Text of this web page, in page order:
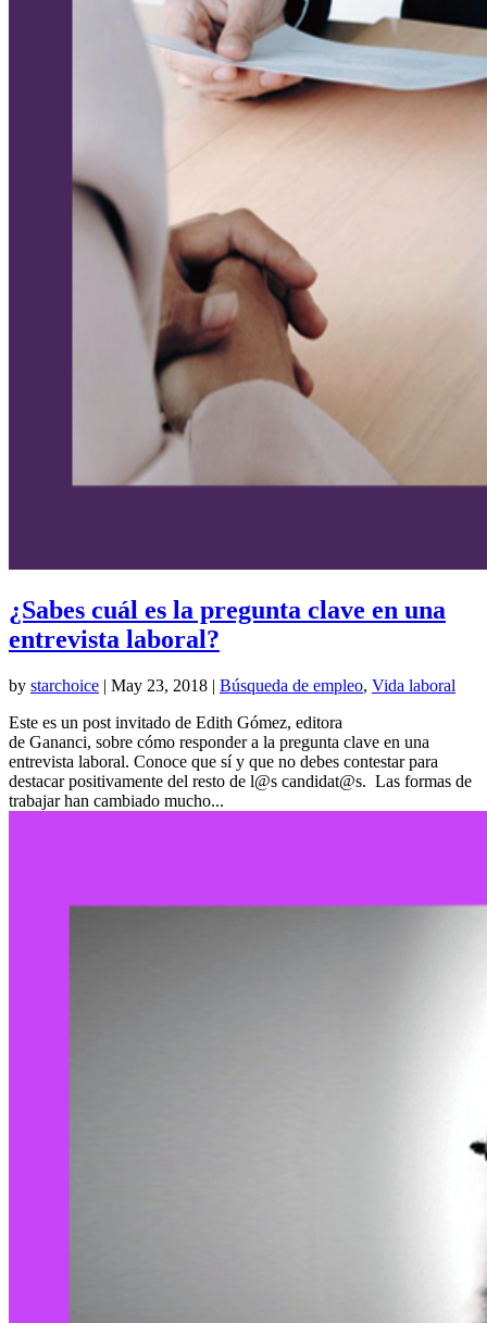
¿Sabes cuál es la pregunta clave en una
entrevista laboral?
by starchoice | May 23, 2018 | Búsqueda de empleo, Vida laboral
Este es un post invitado de Edith Gómez, editora
de Gananci, sobre cómo responder a la pregunta clave en una
entrevista laboral. Conoce que sí y que no debes contestar para
destacar positivamente del resto de l@s candidat@s. Las formas de
trabajar han cambiado mucho...